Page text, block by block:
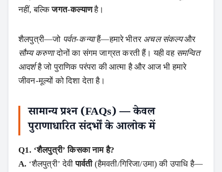
नहीं, बल्किजगत‑कल्याणहै।
शैलपुत्री—जो पर्वत‑कन्याहैं—हमारे भीतर अचल संकल्पऔर
सौम्य करुणादोनों का संगम जाग्रत करती हैं। यही वह समन्वित
आदर्शहै जो पुराणिक परंपरा की आत्मा है और आज भी हमारे
जीवन‑मूल्यों को दिशा देता है।
सामान्य प्रश्न (FAQs) — केवल
पुराणाधारित संदर्भों के आलोक में
Q1. ‘शैलपुत्री’ किसका नाम है?
A. ‘शैलपुत्री’ देवीपार्वती(हैमवती/गिरिजा/उमा) की उपाधि है—